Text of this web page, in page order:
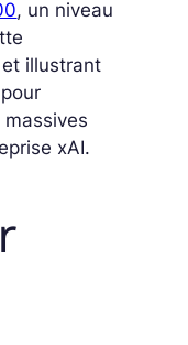
, un niveau
et illustrant
xAI.